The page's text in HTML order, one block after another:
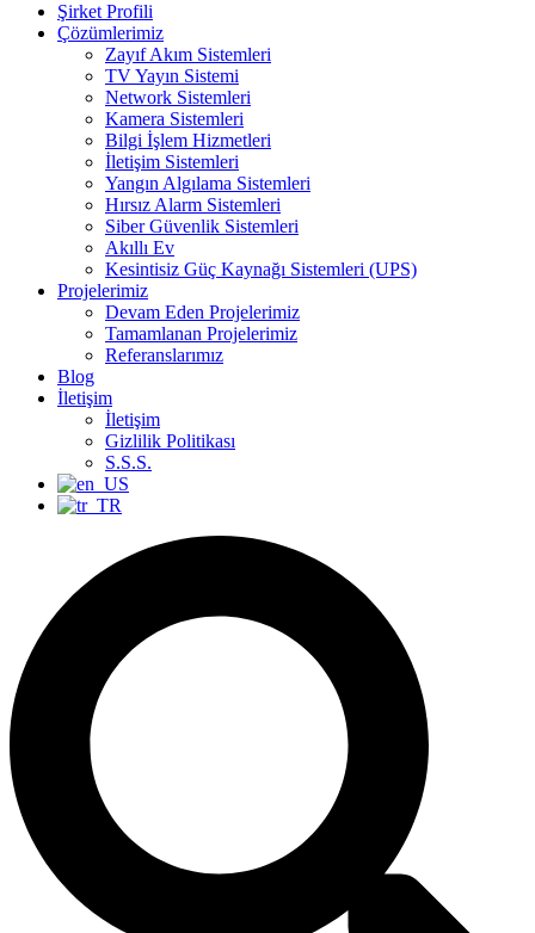
Şirket Profili
Çözümlerimiz
Zayıf Akım Sistemleri
TV Yayın Sistemi
Network Sistemleri
Kamera Sistemleri
Bilgi İşlem Hizmetleri
İletişim Sistemleri
Yangın Algılama Sistemleri
Hırsız Alarm Sistemleri
Siber Güvenlik Sistemleri
Akıllı Ev
Kesintisiz Güç Kaynağı Sistemleri (UPS)
Projelerimiz
Devam Eden Projelerimiz
Tamamlanan Projelerimiz
Referanslarımız
Blog
İletişim
İletişim
Gizlilik Politikası
S.S.S.